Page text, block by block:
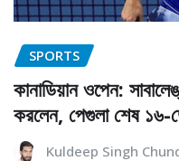
SPORTS
কানাডিয়ান ওপেন:
করলেন, পেগুলা শেষ ১৬-
Kuldeep Singh